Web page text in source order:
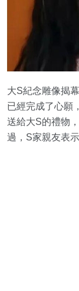
大S紀念雕像揭
已經完成了心願
送給大S的禮物
過，S家親友表